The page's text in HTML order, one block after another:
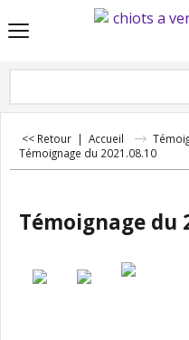
<< Retour | Accueil
Témoignage du 2021.08.10
Témoignage du